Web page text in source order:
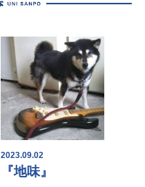
2023.09.02
『地味』